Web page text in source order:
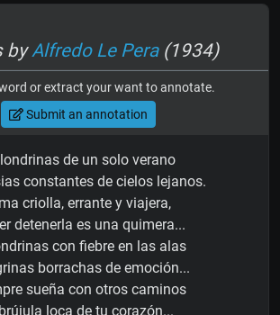
byAlfredo Le Pera(1934)
or extract your want to annotate.
Submit an annotation
de un solo verano
constantes de cielos lejanos.
criolla, errante y viajera,
detenerla es una quimera...
con fiebre en las alas
borrachas de emoción...
sueña con otros caminos
loca de tu corazón...